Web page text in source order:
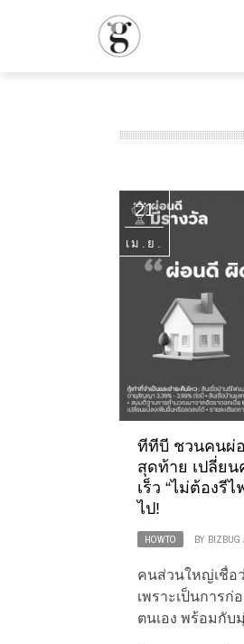
21
เม.ย.
ทีทีบี ชวนคนผ่
สุดท้าย เปลี่ย
เร็ว “ไม่ต้องรี
ไป!
HOWTO BY BIZBUG
คนส่วนใหญ่เชื่อว่
เพราะเป็นการก่
ตนเอง พร้อมกับ